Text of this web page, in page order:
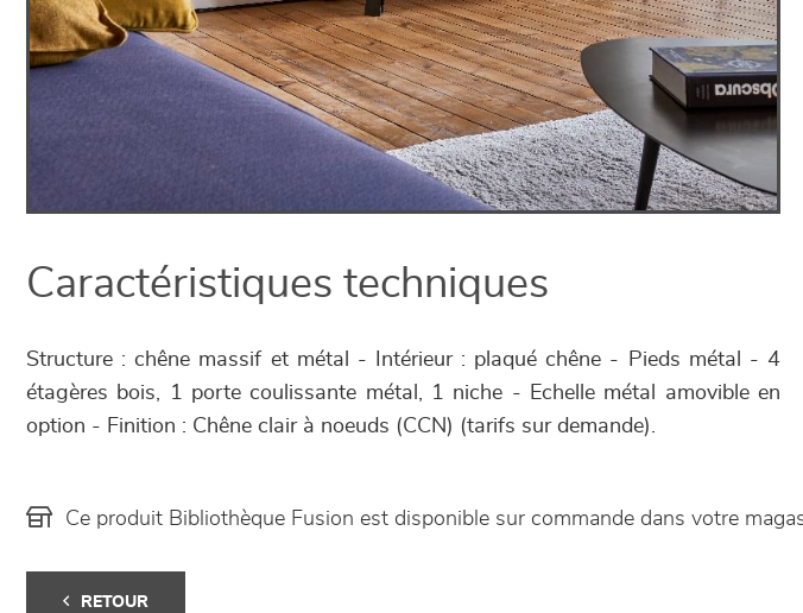
Caractéristiques techniques
Structure : chêne massif et métal - Intérieur : plaqué chêne - Pieds métal - 4
étagères bois, 1 porte coulissante métal, 1 niche - Echelle métal amovible en
option - Finition : Chêne clair à noeuds (CCN) (tarifs sur demande).
Ce produit Bibliothèque Fusion est disponible sur commande dans votre
RETOUR